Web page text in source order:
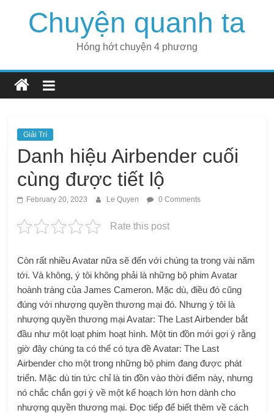
Chuyện quanh ta
Hóng hớt chuyện 4 phương
Giải Trí
Danh hiệu Airbender cuối
cùng được tiết lộ
February 20, 2023 Le Quyen 0 Comments
Rate this post
Còn rất nhiều Avatar nữa sẽ đến với chúng ta trong vài năm
tới. Và không, ý tôi không phải là những bộ phim Avatar
hoành tráng của James Cameron. Mặc dù, điều đó cũng
đúng với nhượng quyền thương mại đó. Nhưng ý tôi là
nhượng quyền thương mại Avatar: The Last Airbender bắt
đầu như một loạt phim hoạt hình. Một tin đồn mới gợi ý rằng
giờ đây chúng ta có thể có tựa đề Avatar: The Last
Airbender cho một trong những bộ phim đang được phát
triển. Mặc dù tin tức chỉ là tin đồn vào thời điểm này, nhưng
nó chắc chắn gợi ý về một kế hoạch lớn hơn dành cho
nhượng quyền thương mại. Đọc tiếp để biết thêm về cách